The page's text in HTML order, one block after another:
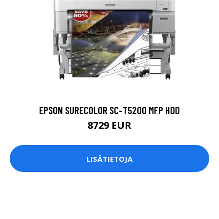
EPSON SURECOLOR SC-T5200 MFP HDD
8729 EUR
LISÄTIETOJA